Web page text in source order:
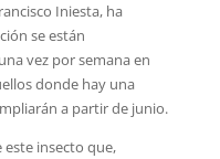
Iniesta, ha
se están
vez por semana en
donde hay una
a partir de junio.
este insecto que,